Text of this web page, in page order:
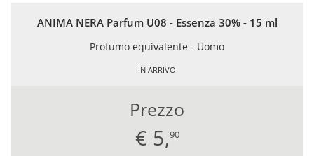
ANIMA NERA Parfum U08 - Essenza 30% - 15 ml
Profumo equivalente - Uomo
IN ARRIVO
Prezzo
€ 5,90